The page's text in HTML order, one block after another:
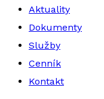
Aktuality
Dokumenty
Služby
Cenník
Kontakt